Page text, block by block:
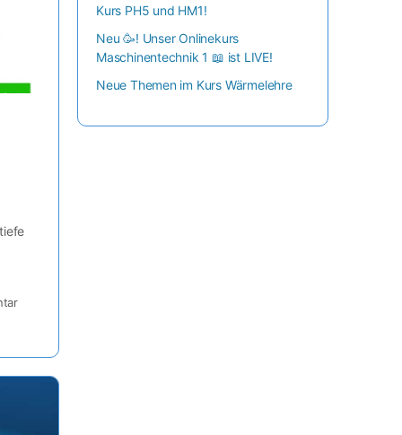
Kurs PH5 und HM1!
Neu 🥳! Unser Onlinekurs
Maschinentechnik 1 📖 ist LIVE!
Neue Themen im Kurs Wärmelehre